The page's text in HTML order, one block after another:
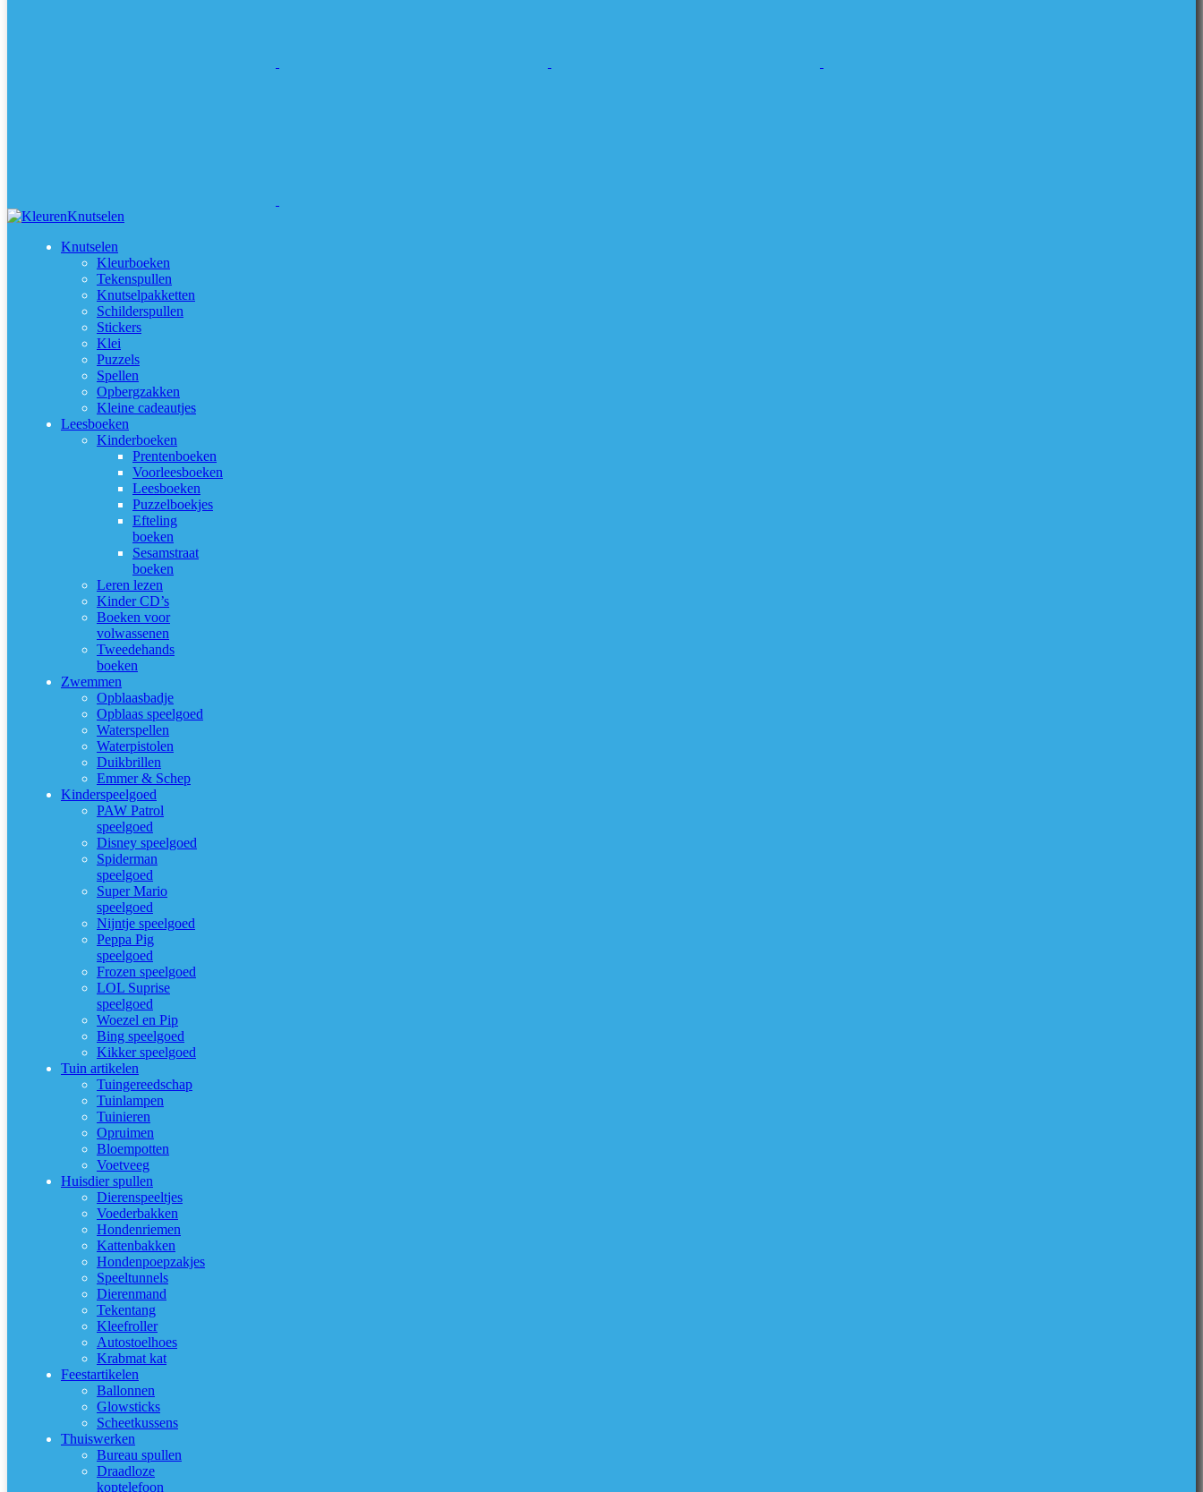
Knutselen
Kleurboeken
Tekenspullen
Knutselpakketten
Schilderspullen
Stickers
Klei
Puzzels
Spellen
Opbergzakken
Kleine cadeautjes
Leesboeken
Kinderboeken
Prentenboeken
Voorleesboeken
Leesboeken
Puzzelboekjes
Efteling
boeken
Sesamstraat
boeken
Leren lezen
Kinder CD’s
Boeken voor
volwassenen
Tweedehands
boeken
Zwemmen
Opblaasbadje
Opblaas speelgoed
Waterspellen
Waterpistolen
Duikbrillen
Emmer & Schep
Kinderspeelgoed
PAW Patrol
speelgoed
Disney speelgoed
Spiderman
speelgoed
Super Mario
speelgoed
Nijntje speelgoed
Peppa Pig
speelgoed
Frozen speelgoed
LOL Suprise
speelgoed
Woezel en Pip
Bing speelgoed
Kikker speelgoed
Tuin artikelen
Tuingereedschap
Tuinlampen
Tuinieren
Opruimen
Bloempotten
Voetveeg
Huisdier spullen
Dierenspeeltjes
Voederbakken
Hondenriemen
Kattenbakken
Hondenpoepzakjes
Speeltunnels
Dierenmand
Tekentang
Kleefroller
Autostoelhoes
Krabmat kat
Feestartikelen
Ballonnen
Glowsticks
Scheetkussens
Thuiswerken
Bureau spullen
Draadloze
koptelefoon